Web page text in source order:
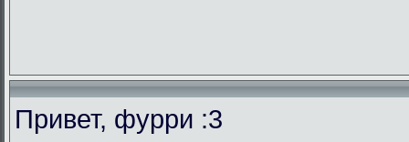
Привет, фурри :3